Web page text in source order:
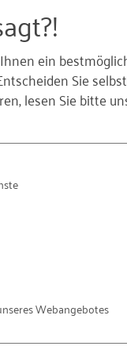
bdd29b9f
bisher-nur-
ein
Sie
lesen Sie bitte
Webangebotes